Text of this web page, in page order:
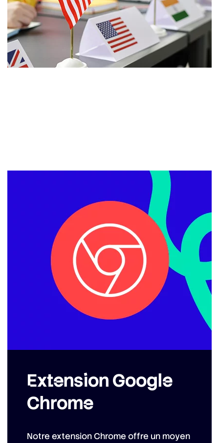
Extension Google
Chrome
Notre extension Chrome offre un moyen